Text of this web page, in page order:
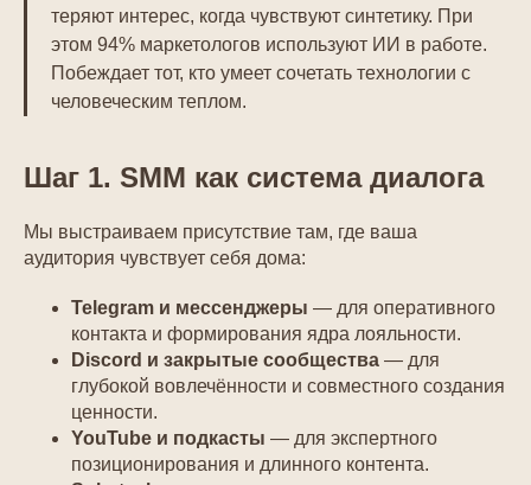
теряют интерес, когда чувствуют синтетику. При
этом 94% маркетологов используют ИИ в работе.
Побеждает тот, кто умеет сочетать технологии с
человеческим теплом.
Шаг 1. SMM как система диалога
Мы выстраиваем присутствие там, где ваша
аудитория чувствует себя дома:
Telegram и мессенджеры — для оперативного
контакта и формирования ядра лояльности.
Discord и закрытые сообщества — для
глубокой вовлечённости и совместного создания
ценности.
YouTube и подкасты — для экспертного
позиционирования и длинного контента.